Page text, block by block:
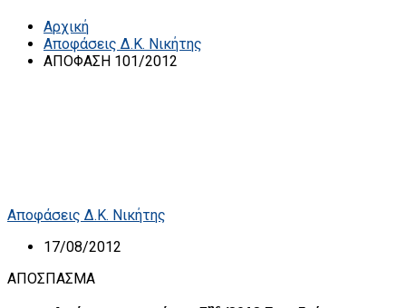
Αρχική
Αποφάσεις Δ.Κ. Νικήτης
ΑΠΟΦΑΣΗ 101/2012
Αποφάσεις Δ.Κ. Νικήτης
17/08/2012
ΑΠΟΣΠΑΣΜΑ